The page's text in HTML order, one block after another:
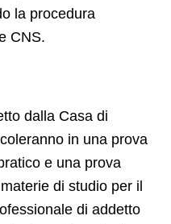
la procedura
CNS.
dalla Casa di
in una prova
e una prova
di studio per il
di addetto